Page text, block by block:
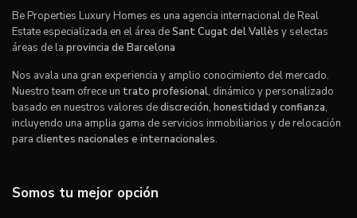
Be Properties Luxury Homes es una agencia internacional de Real
Estate especializada en el área deSant Cugat del Vallès y selectas
áreas de la provincia de Barcelona
Nos avala una gran experiencia y amplio conocimiento del mercado.
Nuestro team ofrece un trato profesional, dinámico y personalizado
basado en nuestros valores dediscreción, honestidad y confianza,
incluyendo una amplia gama de servicios inmobiliarios y de relocación
para clientes nacionales e internacionales.
Somos tu mejor opción